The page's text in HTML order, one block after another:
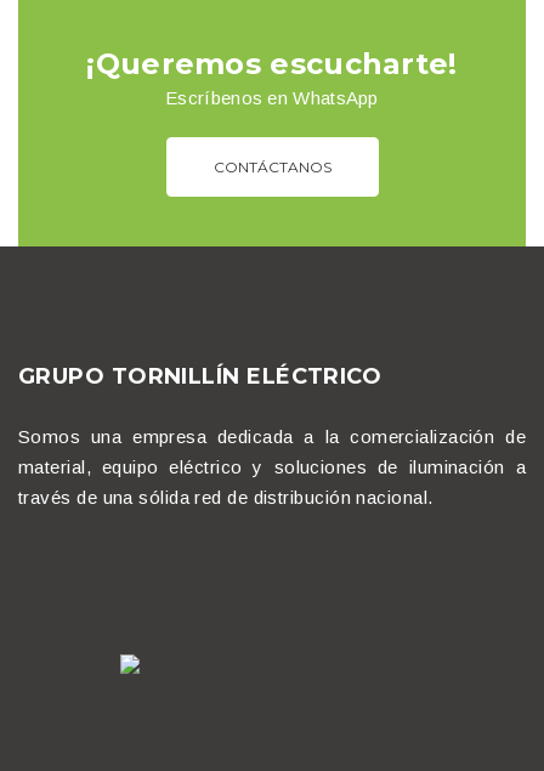
¡Queremos escucharte!
Escríbenos en WhatsApp
CONTÁCTANOS
GRUPO TORNILLÍN ELÉCTRICO
Somos una empresa dedicada a la comercialización de
material, equipo eléctrico y soluciones de iluminación a
través de una sólida red de distribución nacional.